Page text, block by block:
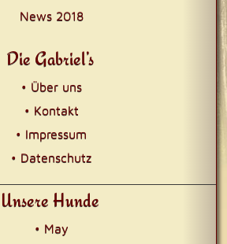
News 2018
Die Gabriel’s
• Über uns
• Kontakt
• Impressum
• Datenschutz
Unsere Hunde
• May